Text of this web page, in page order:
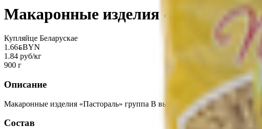
Макаронные изделия «Пастораль»
Купляйце Беларускае
1.66BYNBYN
1.84 руб/кг
900 г
Описание
Макаронные изделия «Пастораль» группа В высший сорт. Из отборных
Состав